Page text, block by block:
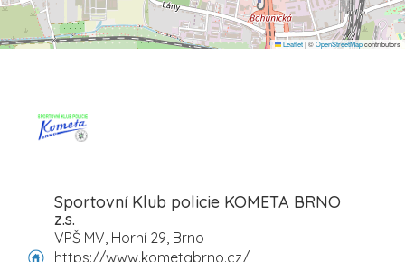
Leaflet|©OpenStreetMapcontributors
Sportovní Klub policie KOMETA BRNO
z.s.
VPŠ MV, Horní 29, Brno
https://www.kometabrno.cz/